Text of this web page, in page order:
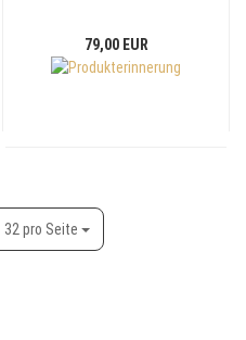
79,00 EUR
32 pro Seite
pro Seite